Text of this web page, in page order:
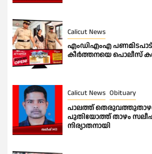
Calicut News
എംഡിഎംഎ
കീർത്തനയെ പൊലീസ്
Calicut News Obituary
പാലത്ത് തെരുവത്തുതാഴം
പുതിയോത്ത് താഴം സലീഷ്
നിര്യാതനായി